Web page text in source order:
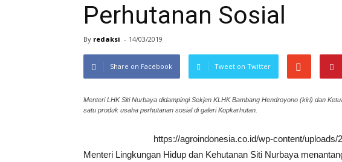
Perhutanan Sosial
By redaksi - 14/03/2019
Share on Facebook Tweet on Twitter
Menteri LHK Siti Nurbaya didampingi Sekjen KLHK Bambang Hendroyono (kiri) dan
satu produk usaha perhutanan sosial di galeri Kopkarhutan.
https://agroindonesia.co.id/wp-content/uploads/
Menteri Lingkungan Hidup dan Kehutanan Siti Nurbaya